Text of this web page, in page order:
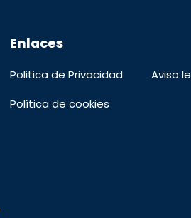
Enlaces
Politica de Privacidad
Aviso
Política de cookies